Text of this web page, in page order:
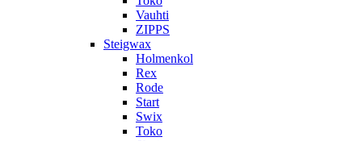
Vauhti
ZIPPS
Steigwax
Holmenkol
Rex
Rode
Start
Swix
Toko